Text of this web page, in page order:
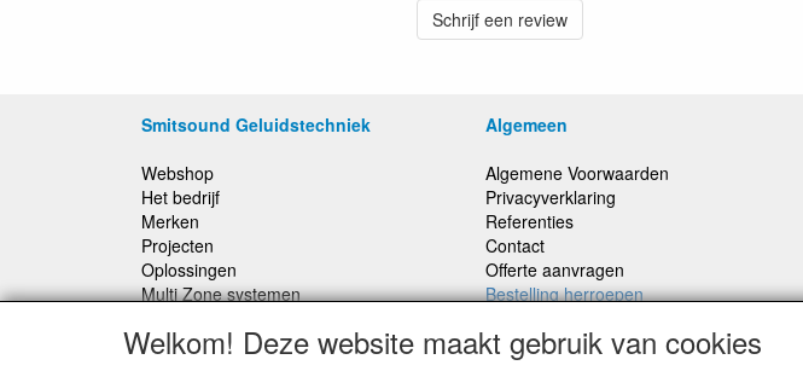
Schrijf een review
Smitsound Geluidstechniek
Webshop
Het bedrijf
Merken
Projecten
Oplossingen
Multi Zone systemen
Onderhoud en Reparaties
Algemeen
Algemene Voorwaarden
Privacyverklaring
Referenties
Contact
Offerte aanvragen
Bestelling herroepen
Welkom! Deze website maakt gebruik van cookies